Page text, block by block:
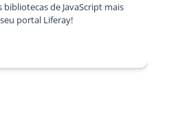
de JavaScript mais
portal Liferay!